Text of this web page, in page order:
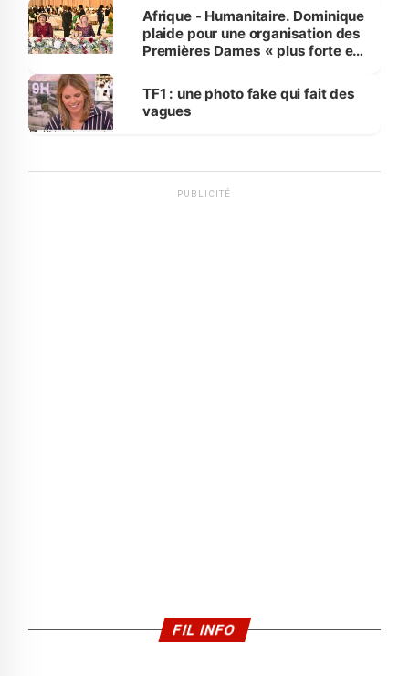
Afrique - Humanitaire. Dominique
plaide pour une organisation des
Premières Dames « plus forte et
sur la scène internationale »
TF1 : une photo fake qui fait des
vagues
PUBLICITÉ
FIL INFO